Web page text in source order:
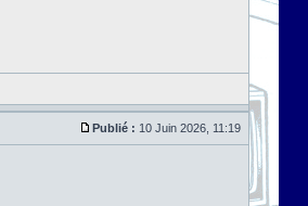
Publié : 10 Juin 2026, 11:19